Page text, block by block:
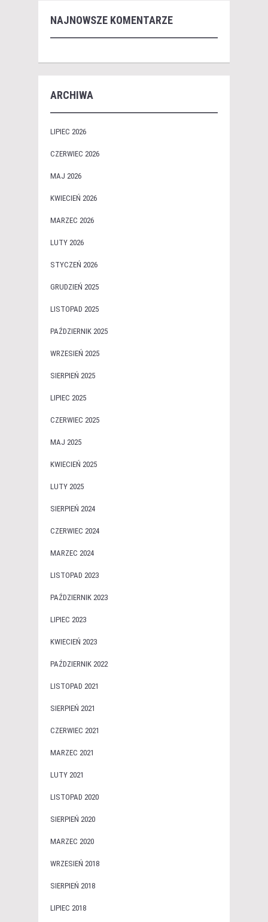
NAJNOWSZE KOMENTARZE
ARCHIWA
LIPIEC 2026
CZERWIEC 2026
MAJ 2026
KWIECIEŃ 2026
MARZEC 2026
LUTY 2026
STYCZEŃ 2026
GRUDZIEŃ 2025
LISTOPAD 2025
PAŹDZIERNIK 2025
WRZESIEŃ 2025
SIERPIEŃ 2025
LIPIEC 2025
CZERWIEC 2025
MAJ 2025
KWIECIEŃ 2025
LUTY 2025
SIERPIEŃ 2024
CZERWIEC 2024
MARZEC 2024
LISTOPAD 2023
PAŹDZIERNIK 2023
LIPIEC 2023
KWIECIEŃ 2023
PAŹDZIERNIK 2022
LISTOPAD 2021
SIERPIEŃ 2021
CZERWIEC 2021
MARZEC 2021
LUTY 2021
LISTOPAD 2020
SIERPIEŃ 2020
MARZEC 2020
WRZESIEŃ 2018
SIERPIEŃ 2018
LIPIEC 2018